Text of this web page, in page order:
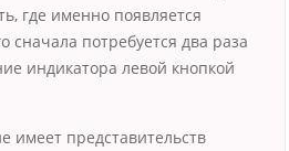
где именно появляется
сначала потребуется два раза
индикатора левой кнопкой
имеет представительств